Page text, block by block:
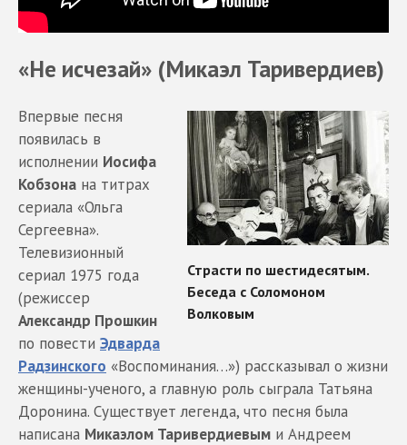
«Не исчезай» (Микаэл Таривердиев)
Впервые песня
появилась в
исполнении Иосифа
Кобзона на титрах
сериала «Ольга
Сергеевна».
Телевизионный
сериал 1975 года
(режиссер
Александр Прошкин
по повести Эдварда
Радзинского «Воспоминания…») рассказывал о жизни
женщины-ученого, а главную роль сыграла Татьяна
Доронина. Существует легенда, что песня была
написана Микаэлом Таривердиевым и Андреем